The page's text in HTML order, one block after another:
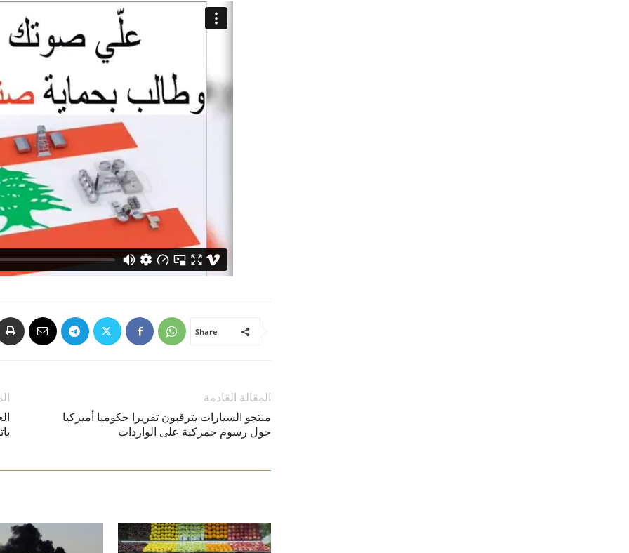
Share
المقالة القادمة
منتجو السيارات يترقبون تقريرا حكوميا أميركيا
حول رسوم جمركية على الواردات